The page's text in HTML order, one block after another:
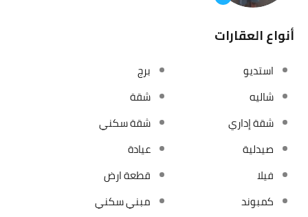
أنواع العقارات
استديو
برج
شاليه
شقة
شقة إداري
شقة سكني
صيدلية
عيادة
فيلا
قطعة ارض
كمبوند
مبني سكني